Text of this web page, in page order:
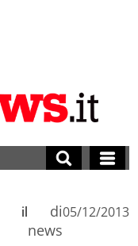
di
news
il 05/12/2013